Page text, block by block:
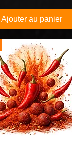
Ajouter au panier